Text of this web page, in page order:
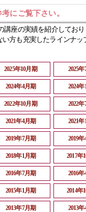
にご覧下さい。
講座の実績を紹介してお
方も充実したラインナッ
2025年10月期 2025
2024年4月期 2024
2022年10月期 2022
2021年4月期 2021
2019年7月期 2019
2018年1月期 2017年
2016年7月期 2016
2015年1月期 2014年
2013年7月期 2013